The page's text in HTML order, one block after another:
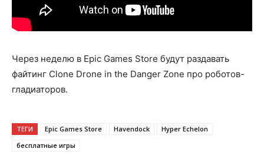
Через неделю в Epic Games Store будут раздавать
файтинг Clone Drone in the Danger Zone про роботов-
гладиаторов.
ТЕГИ Epic Games Store Havendock
Hyper Echelon
бесплатные игры